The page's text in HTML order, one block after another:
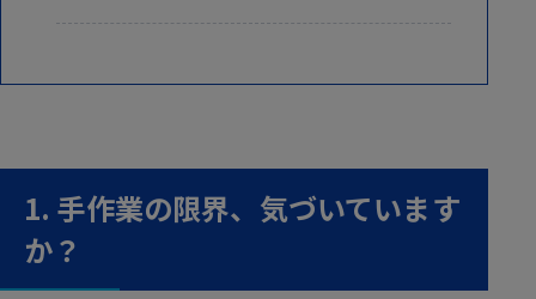
1. 手作業の限界、気づいています
か？